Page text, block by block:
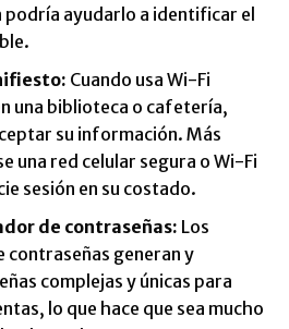
podría ayudarlo a identificar el
Cuando usa Wi-Fi
una biblioteca o cafetería,
su información. Más
una red celular segura o Wi-Fi
sesión en su costado.
de contraseñas: Los
contraseñas generan y
complejas y únicas para
lo que hace que sea mucho